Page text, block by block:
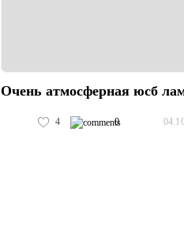
Очень атмосферная юсб
4 0